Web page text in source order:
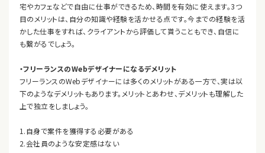
宅やカフェなどで自由に仕事ができるため、時間を有効に使えます。3つ
目のメリットは、自分の知識や経験を活かせる点です。今までの経験を活
かした仕事をすれば、クライアントから評価して貰うこともでき、自信に
も繋がるでしょう。
・フリーランスのWebデザイナーになるデメリット
フリーランスのWebデザイナーには多くのメリットがある一方で、実は以
下のようなデメリットもあります。メリットとあわせ、デメリットも理解した
上で独立をしましょう。
1.自身で案件を獲得する必要がある
2.会社員のような安定感はない